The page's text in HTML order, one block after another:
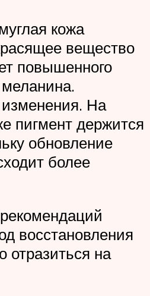
кожа
вещество
повышенного
На
пигмент держится
обновление
более
восстановления
отразиться на